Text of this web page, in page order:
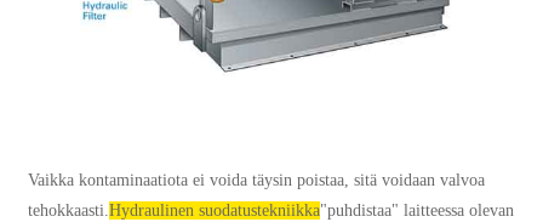
Vaikka kontaminaatiota ei voida täysin poistaa, sitä voidaan valvoa
tehokkaasti.Hydraulinen suodatustekniikka"puhdistaa" laitteessa olevan